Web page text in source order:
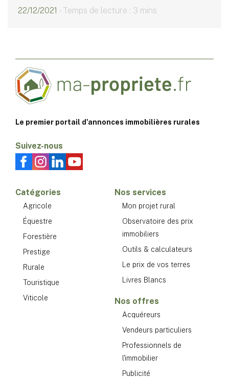
22/12/2021 - Temps de lecture : 3 mins
Le premier portail d'annonces immobilières rurales
Suivez-nous
Catégories
Agricole
Équestre
Forestière
Prestige
Rurale
Touristique
Viticole
Nos services
Mon projet rural
Observatoire des prix
immobiliers
Outils & calculateurs
Le prix de vos terres
Livres Blancs
Nos offres
Acquéreurs
Vendeurs particuliers
Professionnels de
l'immobilier
Publicité